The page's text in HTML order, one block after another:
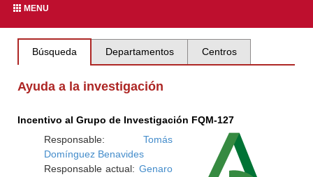
MENU
Búsqueda Departamentos Centros
Ayuda a la investigación
Incentivo al Grupo de Investigación FQM-127
Responsable: Tomás
Domínguez Benavides
Responsable actual: Genaro